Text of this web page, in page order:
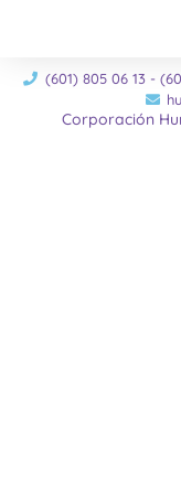
(601) 805 06 13 -
Corporación